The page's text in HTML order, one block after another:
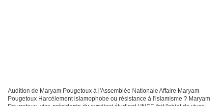
Audition de Maryam Pougetoux à l'Assemblée Nationale Affaire Maryam
Pougetoux Harcèlement islamophobe ou résistance à l'islamisme ? Maryam